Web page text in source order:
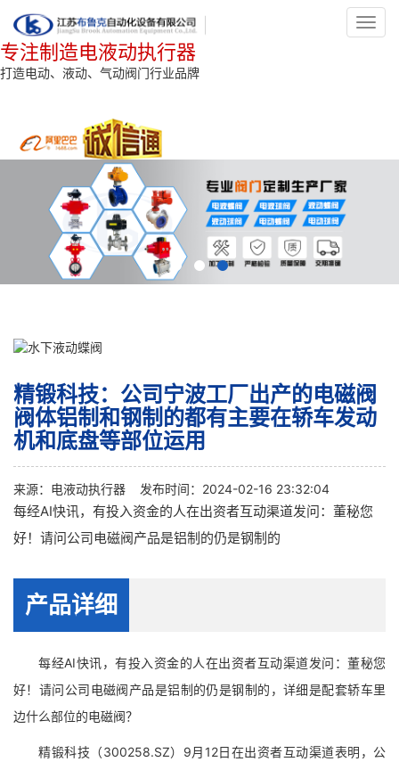
专注制造电液动执行器
打造电动、液动、气动阀门行业品牌
精锻科技：公司宁波工厂出产的电磁阀
阀体铝制和钢制的都有主要在轿车发动
机和底盘等部位运用
来源： 电液动执行器 发布时间：2024-02-16 23:32:04
每经AI快讯，有投入资金的人在出资者互动渠道发问：董秘您
好！请问公司电磁阀产品是铝制的仍是钢制的
产品详细
每经AI快讯，有投入资金的人在出资者互动渠道发问：董秘您
好！请问公司电磁阀产品是铝制的仍是钢制的，详细是配套轿车里
边什么部位的电磁阀？
精锻科技（300258.SZ）9月12日在出资者互动渠道表明，公